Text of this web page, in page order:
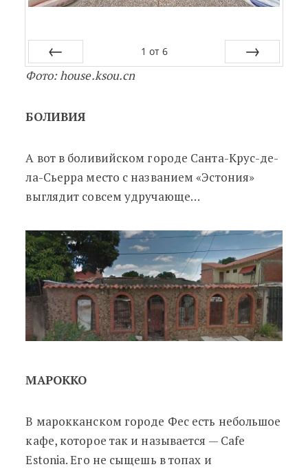
Назад
1 от 6
Фото: house.ksou.cn
БОЛИВИЯ
А вот в боливийском городе Санта-Крус-де-
ла-Сьерра место с названием «Эстония»
выглядит совсем удручающе…
МАРОККО
В марокканском городе Фес есть небольшое
кафе, которое так и называется — Cafe
Estonia. Его не сыщешь в топах и